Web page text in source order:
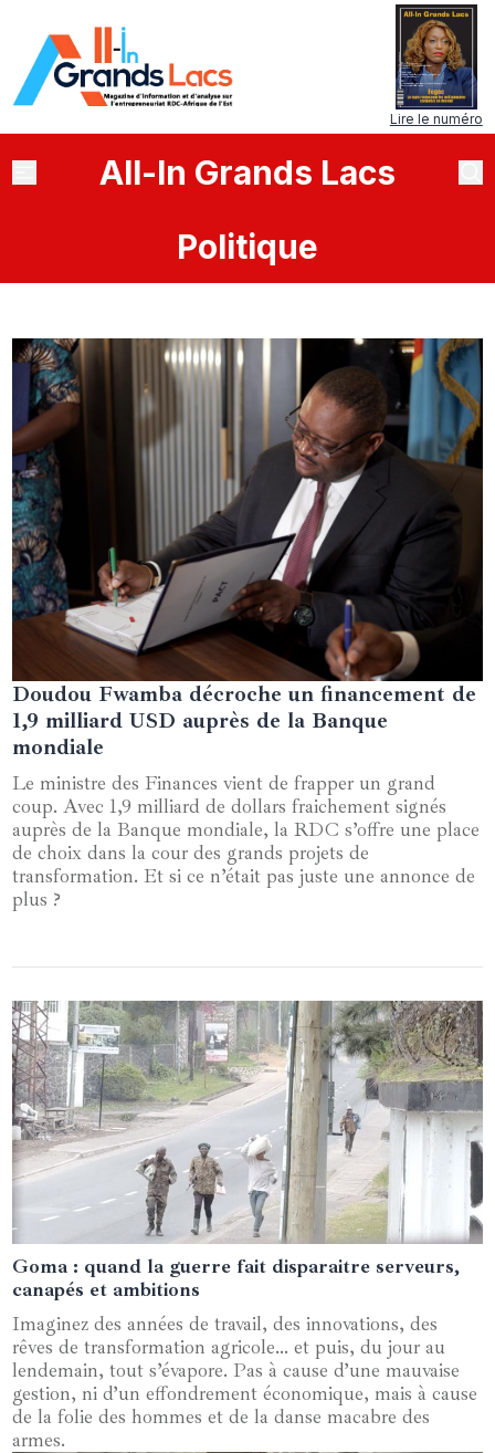
Lire le numéro
All-In Grands Lacs
Politique
22 juin 2025
Doudou Fwamba décroche un financement de
1,9 milliard USD auprès de la Banque
mondiale
Le ministre des Finances vient de frapper un grand
coup. Avec 1,9 milliard de dollars fraichement signés
auprès de la Banque mondiale, la RDC s’offre une place
de choix dans la cour des grands projets de
transformation. Et si ce n’était pas juste une annonce de
plus ?
04 février 2025
Goma : quand la guerre fait disparaitre serveurs,
canapés et ambitions
Imaginez des années de travail, des innovations, des
rêves de transformation agricole… et puis, du jour au
lendemain, tout s’évapore. Pas à cause d’une mauvaise
gestion, ni d’un effondrement économique, mais à cause
de la folie des hommes et de la danse macabre des
armes.